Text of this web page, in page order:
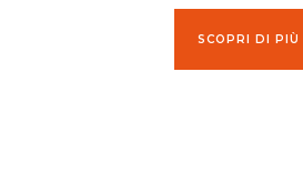
SCOPRI DI PIÙ